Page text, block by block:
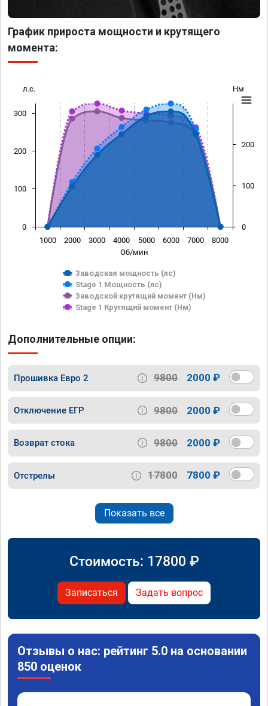
График прироста мощности и крутящего
момента:
Об/мин
л.с. Нм
Заводская мощность (лс)
Stage 1 Мощность (лс)
Заводской крутящий момент (Нм)
Stage 1 Крутящий момент (Нм)
1000 2000 3000 4000 5000 6000 7000 8000
0
100
200
300
0
100
200
Дополнительные опции:
Прошивка Евро 2 9800 2000 ₽
Отключение ЕГР 9800 2000 ₽
Возврат стока 9800 2000 ₽
Отстрелы 17800 7800 ₽
Показать все
Стоимость: 17800 ₽
Записаться Задать вопрос
Отзывы о нас: рейтинг 5.0 на основании
850 оценок